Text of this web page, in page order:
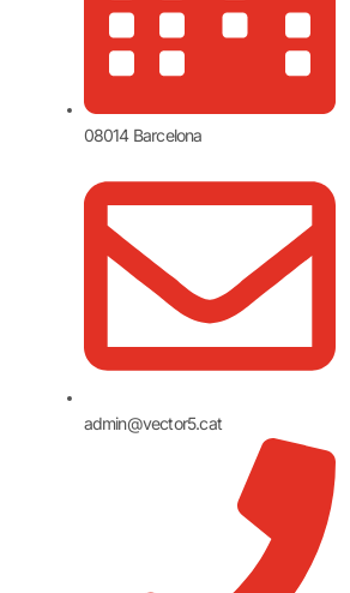
08014 Barcelona
admin@vector5.cat